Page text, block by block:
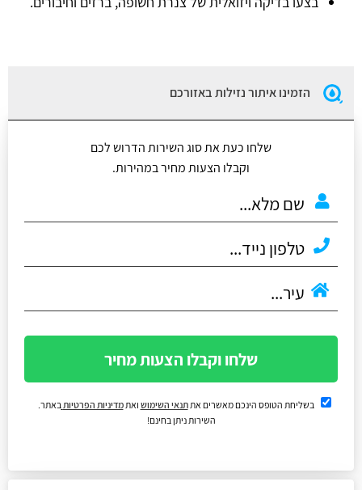
הזמינו איתור נזילות באזורכם
שלחו כעת את סוג השירות הדרוש לכם
וקבלו הצעות מחיר במהירות.
שלחו וקבלו הצעות מחיר
בשליחת הטופס הינכם מאשרים אתתנאי השימוש ואתמדיניות הפרטיותבאתר.
השירות ניתן בחינם!